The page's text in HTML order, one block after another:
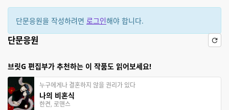
단문응원을 작성하려면 로그인해야 합니다.
단문응원
브릿G 편집부가 추천하는 이 작품도 읽어보세요!
누구에게나 결혼하지 않을 권리가 있다
나의 비혼식
한켠, 로맨스